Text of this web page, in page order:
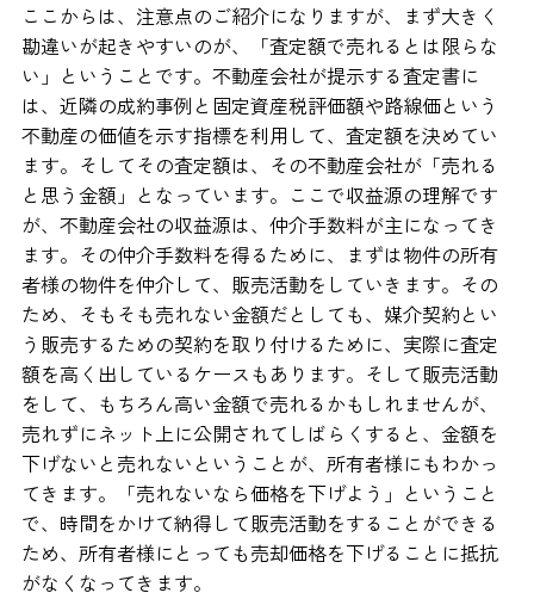
ここからは、注意点のご紹介になりますが、まず大きく
勘違いが起きやすいのが、「査定額で売れるとは限らな
い」ということです。不動産会社が提示する査定書に
は、近隣の成約事例と固定資産税評価額や路線価という
不動産の価値を示す指標を利用して、査定額を決めてい
ます。そしてその査定額は、その不動産会社が「売れる
と思う金額」となっています。ここで収益源の理解です
が、不動産会社の収益源は、仲介手数料が主になってき
ます。その仲介手数料を得るために、まずは物件の所有
者様の物件を仲介して、販売活動をしていきます。その
ため、そもそも売れない金額だとしても、媒介契約とい
う販売するための契約を取り付けるために、実際に査定
額を高く出しているケースもあります。そして販売活動
をして、もちろん高い金額で売れるかもしれませんが、
売れずにネット上に公開されてしばらくすると、金額を
下げないと売れないということが、所有者様にもわかっ
てきます。「売れないなら価格を下げよう」ということ
で、時間をかけて納得して販売活動をすることができる
ため、所有者様にとっても売却価格を下げることに抵抗
がなくなってきます。